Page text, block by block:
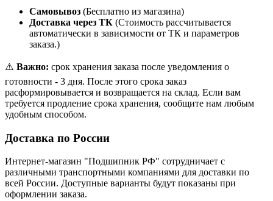
Самовывоз (Бесплатно из магазина)
Доставка через ТК (Стоимость рассчитывается
автоматически в зависимости от ТК и параметров
заказа.)
⚠️ Важно: срок хранения заказа после уведомления о
готовности - 3 дня. После этого срока заказ
расформировывается и возвращается на склад. Если вам
требуется продление срока хранения, сообщите нам любым
удобным способом.
Доставка по России
Интернет-магазин "Подшипник РФ" сотрудничает с
различными транспортными компаниями для доставки по
всей России. Доступные варианты будут показаны при
оформлении заказа.